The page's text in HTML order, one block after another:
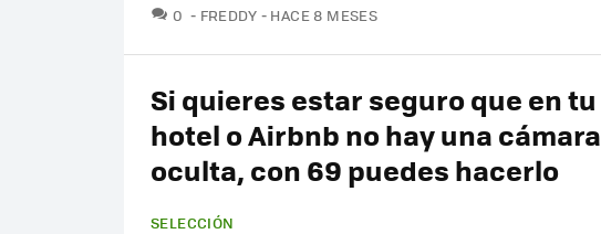
0 COMENTARIOS
FREDDY HACE 8 MESES
Si quieres estar seguro que en tu
hotel o Airbnb no hay una cámara
oculta, con 69 puedes hacerlo
SELECCIÓN